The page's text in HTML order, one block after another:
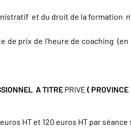
et du droit de la formation
de prix de l'heure de coaching
A TITRE PRIVE (
HT et 120 euros HT par